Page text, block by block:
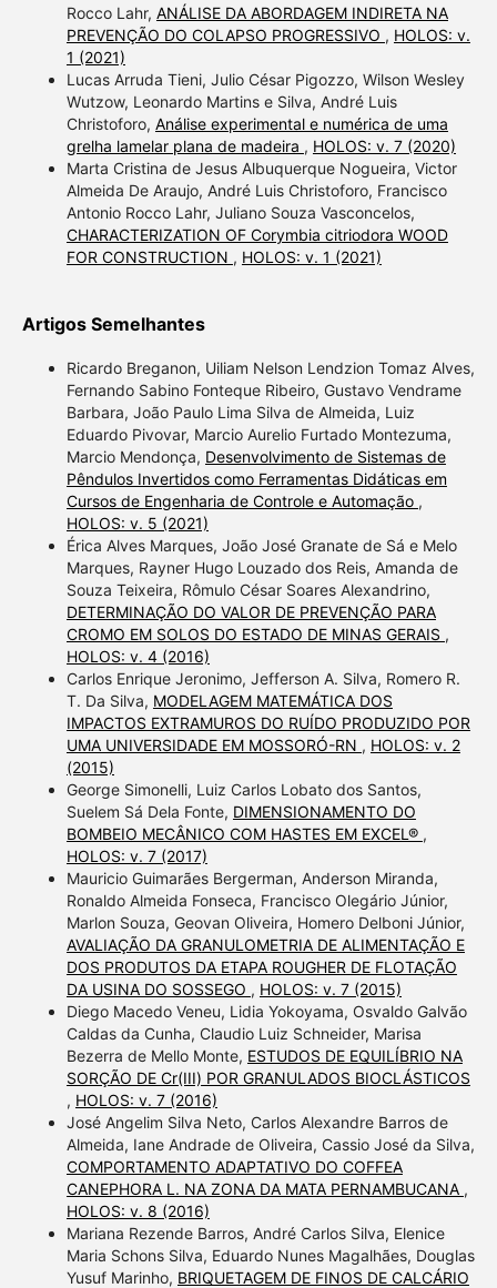
Rocco Lahr, ANÁLISE DA ABORDAGEM INDIRETA NA
PREVENÇÃO DO COLAPSO PROGRESSIVO , HOLOS: v.
1 (2021)
Lucas Arruda Tieni, Julio César Pigozzo, Wilson Wesley
Wutzow, Leonardo Martins e Silva, André Luis
Christoforo, Análise experimental e numérica de uma
grelha lamelar plana de madeira , HOLOS: v. 7 (2020)
Marta Cristina de Jesus Albuquerque Nogueira, Victor
Almeida De Araujo, André Luis Christoforo, Francisco
Antonio Rocco Lahr, Juliano Souza Vasconcelos,
CHARACTERIZATION OF Corymbia citriodora WOOD
FOR CONSTRUCTION , HOLOS: v. 1 (2021)
Artigos Semelhantes
Ricardo Breganon, Uiliam Nelson Lendzion Tomaz Alves,
Fernando Sabino Fonteque Ribeiro, Gustavo Vendrame
Barbara, João Paulo Lima Silva de Almeida, Luiz
Eduardo Pivovar, Marcio Aurelio Furtado Montezuma,
Marcio Mendonça, Desenvolvimento de Sistemas de
Pêndulos Invertidos como Ferramentas Didáticas em
Cursos de Engenharia de Controle e Automação ,
HOLOS: v. 5 (2021)
Érica Alves Marques, João José Granate de Sá e Melo
Marques, Rayner Hugo Louzado dos Reis, Amanda de
Souza Teixeira, Rômulo César Soares Alexandrino,
DETERMINAÇÃO DO VALOR DE PREVENÇÃO PARA
CROMO EM SOLOS DO ESTADO DE MINAS GERAIS ,
HOLOS: v. 4 (2016)
Carlos Enrique Jeronimo, Jefferson A. Silva, Romero R.
T. Da Silva, MODELAGEM MATEMÁTICA DOS
IMPACTOS EXTRAMUROS DO RUÍDO PRODUZIDO POR
UMA UNIVERSIDADE EM MOSSORÓ-RN , HOLOS: v. 2
(2015)
George Simonelli, Luiz Carlos Lobato dos Santos,
Suelem Sá Dela Fonte, DIMENSIONAMENTO DO
BOMBEIO MECÂNICO COM HASTES EM EXCEL® ,
HOLOS: v. 7 (2017)
Mauricio Guimarães Bergerman, Anderson Miranda,
Ronaldo Almeida Fonseca, Francisco Olegário Júnior,
Marlon Souza, Geovan Oliveira, Homero Delboni Júnior,
AVALIAÇÃO DA GRANULOMETRIA DE ALIMENTAÇÃO E
DOS PRODUTOS DA ETAPA ROUGHER DE FLOTAÇÃO
DA USINA DO SOSSEGO , HOLOS: v. 7 (2015)
Diego Macedo Veneu, Lidia Yokoyama, Osvaldo Galvão
Caldas da Cunha, Claudio Luiz Schneider, Marisa
Bezerra de Mello Monte, ESTUDOS DE EQUILÍBRIO NA
SORÇÃO DE Cr(III) POR GRANULADOS BIOCLÁSTICOS
, HOLOS: v. 7 (2016)
José Angelim Silva Neto, Carlos Alexandre Barros de
Almeida, Iane Andrade de Oliveira, Cassio José da Silva,
COMPORTAMENTO ADAPTATIVO DO COFFEA
CANEPHORA L. NA ZONA DA MATA PERNAMBUCANA ,
HOLOS: v. 8 (2016)
Mariana Rezende Barros, André Carlos Silva, Elenice
Maria Schons Silva, Eduardo Nunes Magalhães, Douglas
Yusuf Marinho, BRIQUETAGEM DE FINOS DE CALCÁRIO